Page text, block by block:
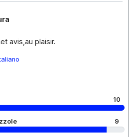
avis,au plaisir.
10
9